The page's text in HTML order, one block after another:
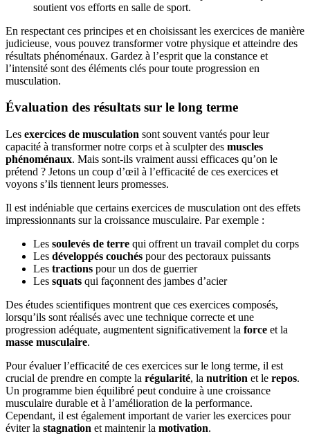
soutient vos efforts en salle de sport.
En respectant ces principes et en choisissant les exercices de manière
judicieuse, vous pouvez transformer votre physique et atteindre des
résultats phénoménaux. Gardez à l’esprit que la constance et
l’intensité sont des éléments clés pour toute progression en
musculation.
Évaluation des résultats sur le long terme
Les exercices de musculation sont souvent vantés pour leur
capacité à transformer notre corps et à sculpter des muscles
phénoménaux. Mais sont-ils vraiment aussi efficaces qu’on le
prétend ? Jetons un coup d’œil à l’efficacité de ces exercices et
voyons s’ils tiennent leurs promesses.
Il est indéniable que certains exercices de musculation ont des effets
impressionnants sur la croissance musculaire. Par exemple :
Les soulevés de terre qui offrent un travail complet du corps
Les développés couchés pour des pectoraux puissants
Les tractions pour un dos de guerrier
Les squats qui façonnent des jambes d’acier
Des études scientifiques montrent que ces exercices composés,
lorsqu’ils sont réalisés avec une technique correcte et une
progression adéquate, augmentent significativement la force et la
masse musculaire.
Pour évaluer l’efficacité de ces exercices sur le long terme, il est
crucial de prendre en compte la régularité, la nutrition et le repos.
Un programme bien équilibré peut conduire à une croissance
musculaire durable et à l’amélioration de la performance.
Cependant, il est également important de varier les exercices pour
éviter la stagnation et maintenir la motivation.